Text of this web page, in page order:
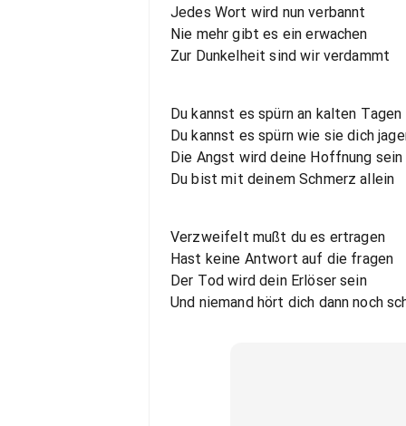
Jedes Wort wird nun verbannt
Nie mehr gibt es ein erwachen
Zur Dunkelheit sind wir verdammt
Du kannst es spürn an kalten Tagen
Du kannst es spürn wie sie dich
Die Angst wird deine Hoffnung sein
Du bist mit deinem Schmerz allein
Verzweifelt mußt du es ertragen
Hast keine Antwort auf die fragen
Der Tod wird dein Erlöser sein
Und niemand hört dich dann noch